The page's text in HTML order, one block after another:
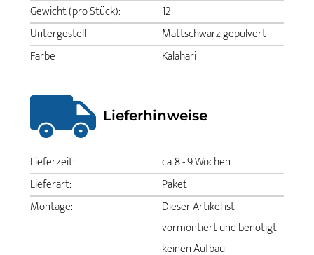
Gewicht (pro Stück):
12
Untergestell
Mattschwarz gepulvert
Farbe
Kalahari
Lieferhinweise
Lieferzeit:
ca. 8 - 9 Wochen
Lieferart:
Paket
Montage:
Dieser Artikel ist
vormontiert und benötigt
keinen Aufbau